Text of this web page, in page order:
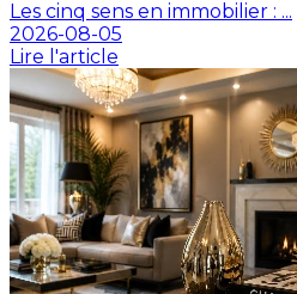
Les cinq sens en immobilier : ...
2026-08-05
Lire l'article